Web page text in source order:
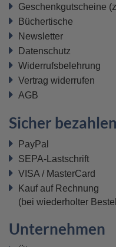
Geschenkgutscheine
Büchertische
Newsletter
Datenschutz
Widerrufsbelehrung
Vertrag widerrufen
AGB
Sicher bezahlen
PayPal
SEPA-Lastschrift
VISA / MasterCard
Kauf auf Rechnung
(bei wiederholter
Unternehmen